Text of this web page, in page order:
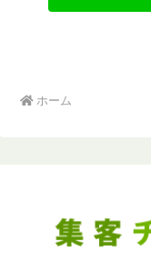
ホーム